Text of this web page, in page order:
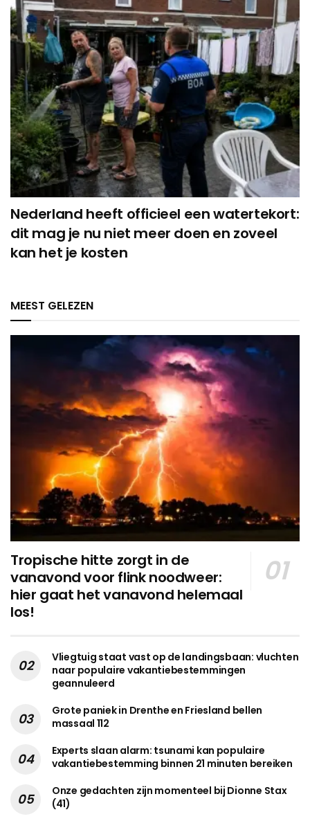
Nederland heeft officieel een watertekort:
dit mag je nu niet meer doen en zoveel
kan het je kosten
MEEST GELEZEN
Tropische hitte zorgt in de
vanavond voor flink noodweer:
hier gaat het vanavond helemaal
los!
Vliegtuig staat vast op de landingsbaan: vluchten
naar populaire vakantiebestemmingen
geannuleerd
Grote paniek in Drenthe en Friesland bellen
massaal 112
Experts slaan alarm: tsunami kan populaire
vakantiebestemming binnen 21 minuten bereiken
Onze gedachten zijn momenteel bij Dionne Stax
(41)